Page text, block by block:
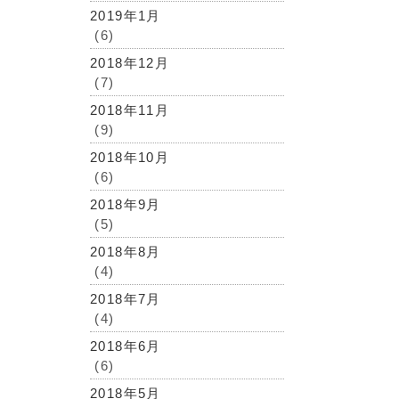
2019年1月
(6)
2018年12月
(7)
2018年11月
(9)
2018年10月
(6)
2018年9月
(5)
2018年8月
(4)
2018年7月
(4)
2018年6月
(6)
2018年5月